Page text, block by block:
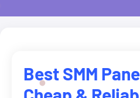
Best SMM